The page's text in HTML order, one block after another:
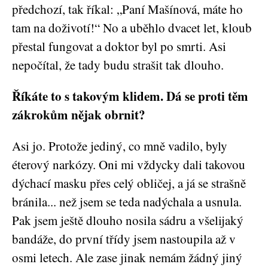
předchozí, tak říkal: „Paní Mašínová, máte ho
tam na doživotí!“ No a uběhlo dvacet let, kloub
přestal fungovat a doktor byl po smrti. Asi
nepočítal, že tady budu strašit tak dlouho.
Říkáte to s takovým klidem. Dá se proti těm
zákrokům nějak obrnit?
Asi jo. Protože jediný, co mně vadilo, byly
éterový narkózy. Oni mi vždycky dali takovou
dýchací masku přes celý obličej, a já se strašně
bránila... než jsem se teda nadýchala a usnula.
Pak jsem ještě dlouho nosila sádru a všelijaký
bandáže, do první třídy jsem nastoupila až v
osmi letech. Ale zase jinak nemám žádný jiný